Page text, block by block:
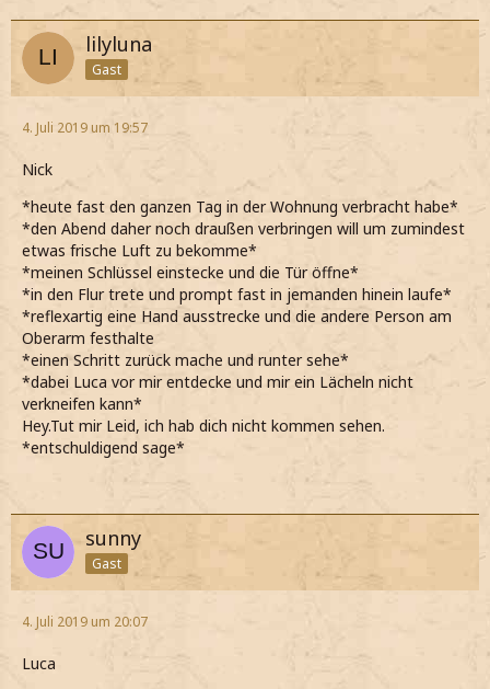
lilyluna
Gast
4. Juli 2019 um 19:57
Nick
*heute fast den ganzen Tag in der Wohnung verbracht habe*
*den Abend daher noch draußen verbringen will um zumindest
etwas frische Luft zu bekomme*
*meinen Schlüssel einstecke und die Tür öffne*
*in den Flur trete und prompt fast in jemanden hinein laufe*
*reflexartig eine Hand ausstrecke und die andere Person am
Oberarm festhalte
*einen Schritt zurück mache und runter sehe*
*dabei Luca vor mir entdecke und mir ein Lächeln nicht
verkneifen kann*
Hey.Tut mir Leid, ich hab dich nicht kommen sehen.
*entschuldigend sage*
sunny
Gast
4. Juli 2019 um 20:07
Luca